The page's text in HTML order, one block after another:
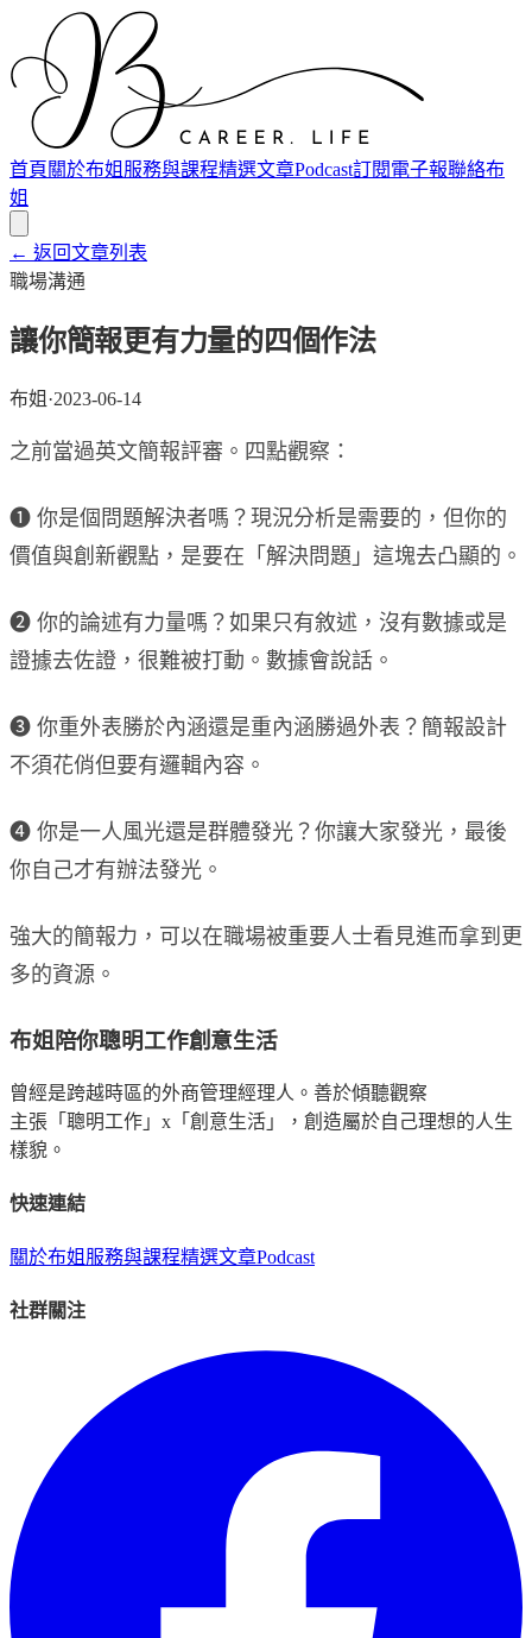
首頁 關於布姐 服務與課程精選文章Podcast訂閱電子報聯絡布
姐
← 返回文章列表
職場溝通
讓你簡報更有力量的四個作法
布姐 ·2023-06-14
之前當過英文簡報評審。四點觀察：
❶ 你是個問題解決者嗎？現況分析是需要的，但你的
價值與創新觀點，是要在「解決問題」這塊去凸顯的。
❷ 你的論述有力量嗎？如果只有敘述，沒有數據或是
證據去佐證，很難被打動。數據會說話。
❸ 你重外表勝於內涵還是重內涵勝過外表？簡報設計
不須花俏但要有邏輯內容。
❹ 你是一人風光還是群體發光？你讓大家發光，最後
你自己才有辦法發光。
強大的簡報力，可以在職場被重要人士看見進而拿到更
多的資源。
布姐陪你聰明工作創意生活
曾經是跨越時區的外商管理經理人。善於傾聽觀察
主張「聰明工作」x「創意生活」，創造屬於自己理想的人生
樣貌。
快速連結
關於布姐 服務與課程精選文章Podcast
社群關注